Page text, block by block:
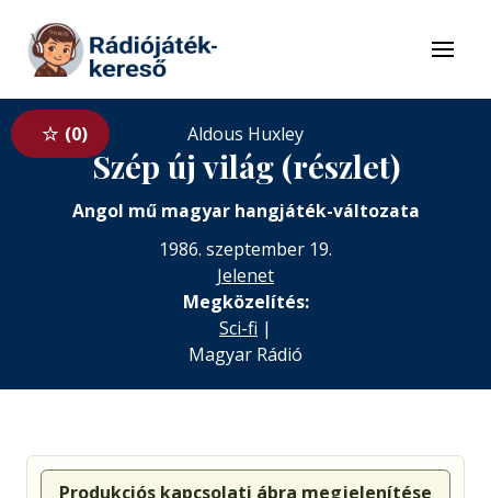
Tovább a tartalomhoz
Menü
0 Aldous Huxley
Szép új világ (részlet)
Angol mű magyar hangjáték-változata
1986. szeptember 19.
Jelenet
Megközelítés:
Sci-fi |
Magyar Rádió
Produkciós kapcsolati ábra megjelenítése